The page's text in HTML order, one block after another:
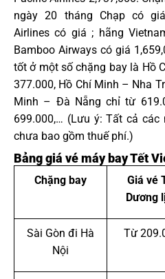
ngày 20 tháng Chạp có
Airlines có giá ; hãng
Bamboo Airways có giá
tốt ở một số chặng bay là Hồ
377.000, Hồ Chí Minh – Nha
Minh – Đà Nẵng chỉ từ
699.000,… (Lưu ý: Tất cả
chưa bao gồm thuế phí.)
Bảng giá vé máy bay Tết
Chặng bay
Giá vé
Dương
Sài Gòn đi Hà
Nội
Từ